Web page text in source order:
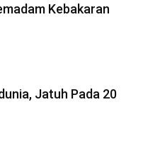
Kebakaran
Jatuh Pada 20